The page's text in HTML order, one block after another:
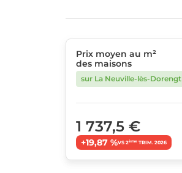
Prix moyen au m²
des maisons
sur La Neuville-lès-Dorengt
1 737,5 €
+19,87 %VS 2èmeTRIM. 2026